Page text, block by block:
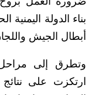
بناء الدولة اليمنية
أبطال الجيش
وتطرق إلى
ارتكزت على